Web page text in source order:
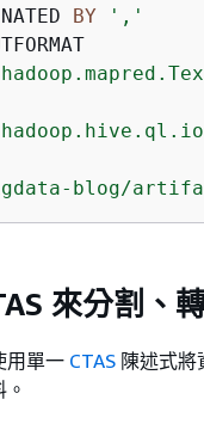
BY
','
blog/
來分割、
用單一 CTAS 陳述式將